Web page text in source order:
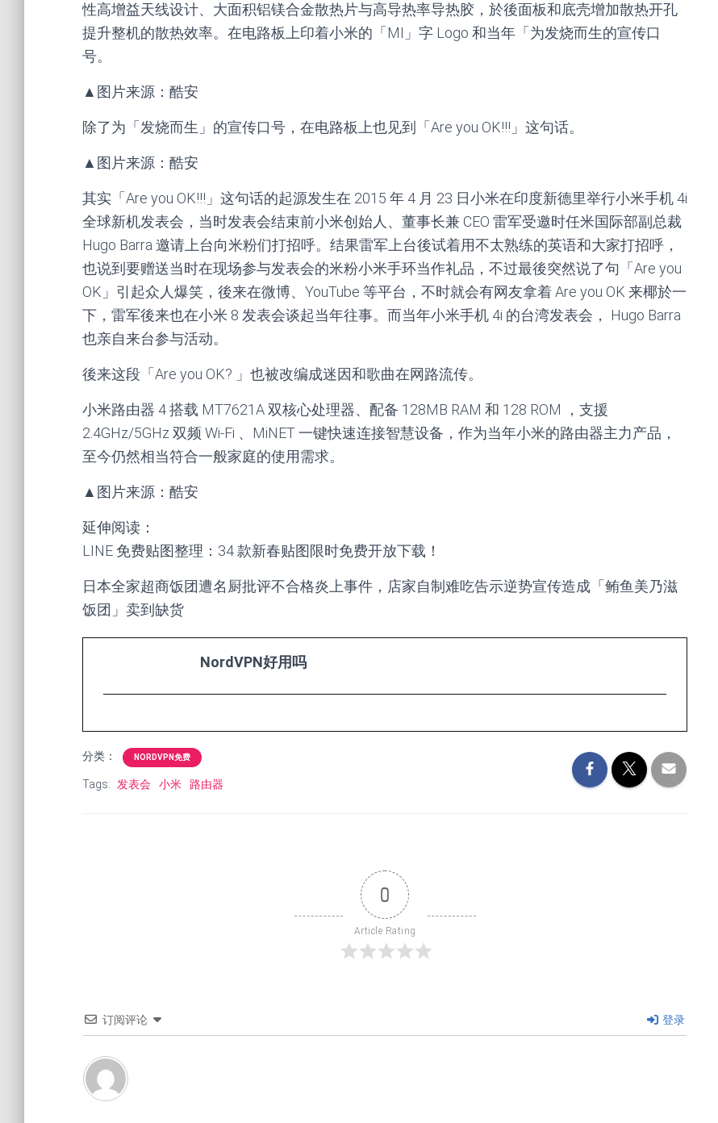
性高增益天线设计、大面积铝镁合金散热片与高导热率导热胶，於後面板和底壳增加散热开孔
提升整机的散热效率。在电路板上印着小米的「MI」字 Logo 和当年「为发烧而生的宣传口
号。
▲图片来源：酷安
除了为「发烧而生」的宣传口号，在电路板上也见到「Are you OK!!!」这句话。
▲图片来源：酷安
其实「Are you OK!!!」这句话的起源发生在 2015 年 4 月 23 日小米在印度新德里举行小米手机 4i
全球新机发表会，当时发表会结束前小米创始人、董事长兼 CEO 雷军受邀时任米国际部副总裁
Hugo Barra 邀请上台向米粉们打招呼。结果雷军上台後试着用不太熟练的英语和大家打招呼，
也说到要赠送当时在现场参与发表会的米粉小米手环当作礼品，不过最後突然说了句「Are you
OK」引起众人爆笑，後来在微博、YouTube 等平台，不时就会有网友拿着 Are you OK 来椰於一
下，雷军後来也在小米 8 发表会谈起当年往事。而当年小米手机 4i 的台湾发表会， Hugo Barra
也亲自来台参与活动。
後来这段「Are you OK? 」也被改编成迷因和歌曲在网路流传。
小米路由器 4 搭载 MT7621A 双核心处理器、配备 128MB RAM 和 128 ROM ，支援
2.4GHz/5GHz 双频 Wi-Fi 、MiNET 一键快速连接智慧设备，作为当年小米的路由器主力产品，
至今仍然相当符合一般家庭的使用需求。
▲图片来源：酷安
延伸阅读：
LINE 免费贴图整理：34 款新春贴图限时免费开放下载！
日本全家超商饭团遭名厨批评不合格炎上事件，店家自制难吃告示逆势宣传造成「鲔鱼美乃滋
饭团」卖到缺货
NordVPN好用吗
分类： NORDVPN免费
Tags: 发表会 小米 路由器
0
Article Rating
订阅评论 登录